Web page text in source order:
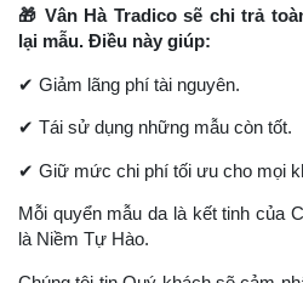
🎁 Vân Hà Tradico sẽ chi trả
lại mẫu. Điều này giúp:
✔ Giảm lãng phí tài nguyên.
✔ Tái sử dụng những mẫu còn tốt.
✔ Giữ mức chi phí tối ưu cho mọi
Mỗi quyển mẫu da là kết tinh của
là Niềm Tự Hào.